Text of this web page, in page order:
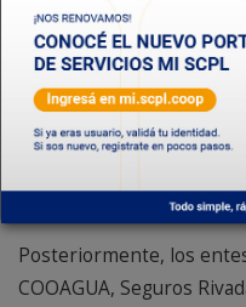
discurso, manifestó que
respetuoso a todos los
para que promuevan
cooperativa, como así
que todos los sectores
inclusivo y sostenible de
Posteriormente, los
COOAGUA, Seguros